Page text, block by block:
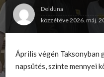
Delduna
közzétéve2026. máj.
Április végén Taksonyban
napsütés, szinte mennyei